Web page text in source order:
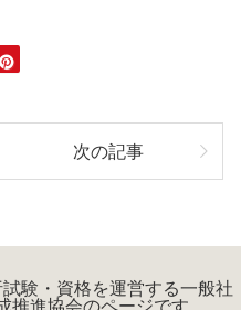
次の記事
験・資格を運営する一般社